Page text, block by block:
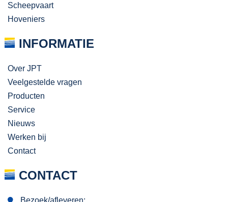
Scheepvaart
Hoveniers
INFORMATIE
Over JPT
Veelgestelde vragen
Producten
Service
Nieuws
Werken bij
Contact
CONTACT
Bezoek/afleveren: